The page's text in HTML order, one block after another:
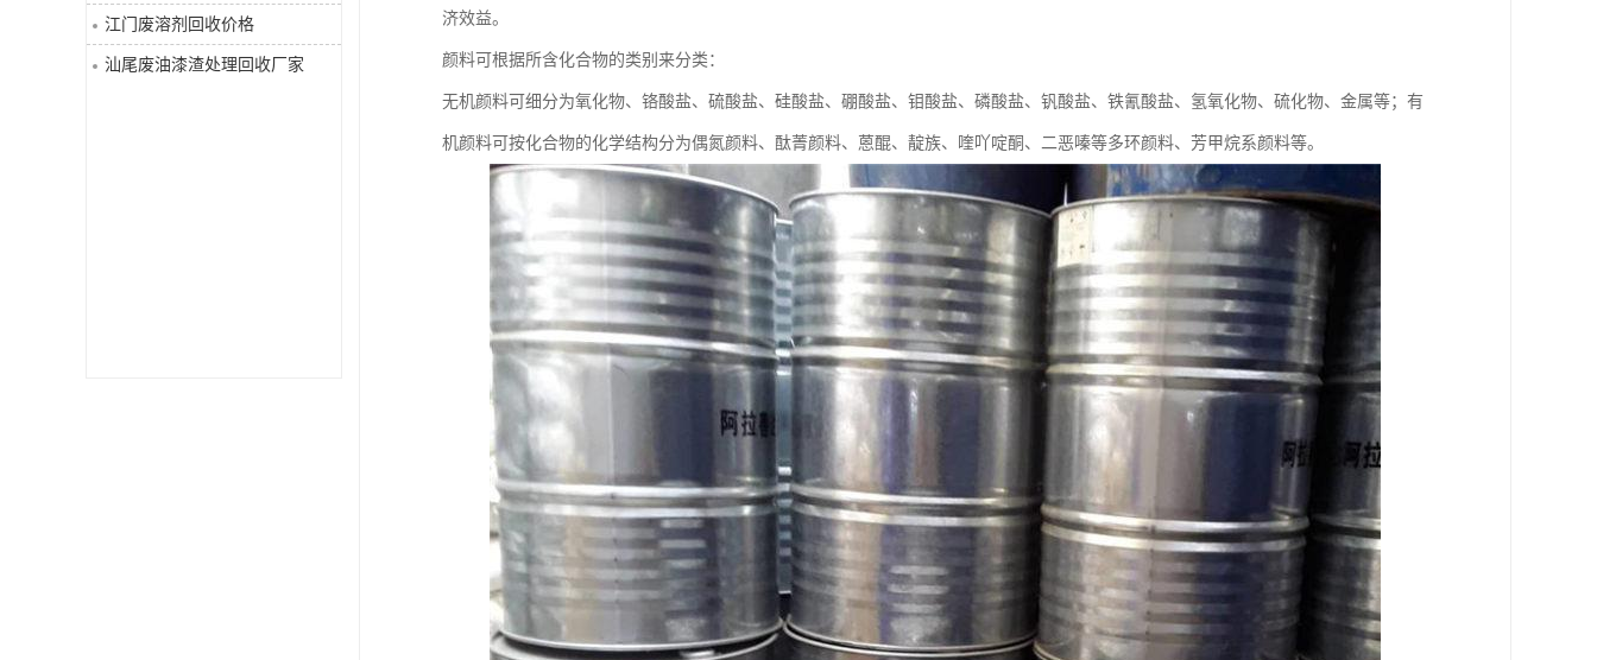
废溶剂回收
江门废溶剂回收价格
汕尾废油漆渣处理回收厂家
济效益。
颜料可根据所含化合物的类别来分类：
无机颜料可细分为氧化物、铬酸盐、硫酸盐、硅酸盐、硼酸盐、钼酸盐、磷酸盐、钒酸盐、铁氰酸盐、氢氧化物、硫化物、金属等；有
机颜料可按化合物的化学结构分为偶氮颜料、酞菁颜料、蒽醌、靛族、喹吖啶酮、二恶嗪等多环颜料、芳甲烷系颜料等。